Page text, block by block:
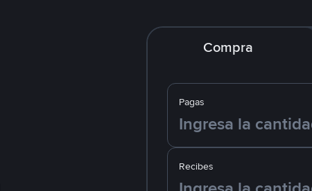
Compra
Pagas
Recibes